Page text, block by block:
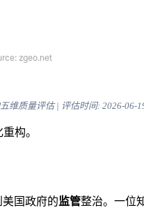
维质量评估 | 评估时间: 2026-06-
构。
国政府的监管整治。一位